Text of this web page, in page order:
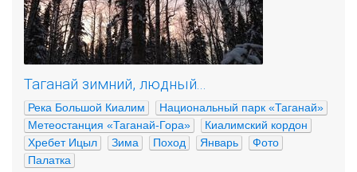
Таганай зимний, людный...
Река Большой Киалим
Национальный парк «Таганай»
Метеостанция «Таганай-Гора»
Киалимский кордон
Хребет Ицыл
Зима Поход Январь
Фото
Палатка